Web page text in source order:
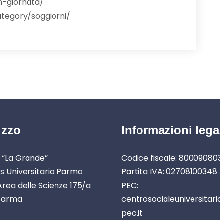
soggiorni/
Grande”
Universitario Parma
delle Scienze 175/a
Informazioni
Codice fiscale:
Partita IVA: 02708100348
PEC:
pec.it